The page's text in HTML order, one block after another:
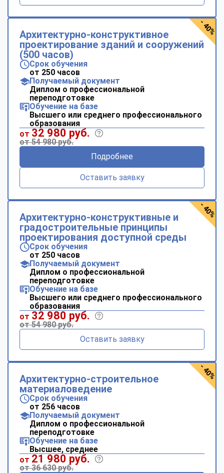
Архитектурно-конструктивное
проектирование зданий и сооружений
(500 часов)
Срок обучения
от 250 часов
Получаемый документ
Диплом о профессиональной
переподготовке
Обучение на базе
Высшего или среднего профессионального
образования
от 32 980 руб.
от 54 980 руб.
Подробнее
Оставить заявку
- 40%
Архитектурно-конструктивные и
градостроительные принципы
проектирования доступной среды
Срок обучения
от 250 часов
Получаемый документ
Диплом о профессиональной
переподготовке
Обучение на базе
Высшего или среднего профессионального
образования
от 32 980 руб.
от 54 980 руб.
Оставить заявку
- 40%
Архитектурно-строительное
материаловедение
Срок обучения
от 256 часов
Получаемый документ
Диплом о профессиональной
переподготовке
Обучение на базе
Высшее, среднее
от 21 980 руб.
от 36 630 руб.
- 40%